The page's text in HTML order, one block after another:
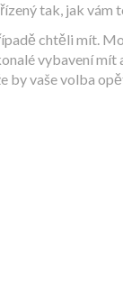
tak, jak vám
chtěli mít.
vybavení mít
by vaše volba